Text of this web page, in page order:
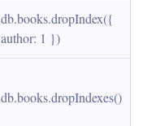
db.books.dropIndex({
author: 1 })
db.books.dropIndexes()